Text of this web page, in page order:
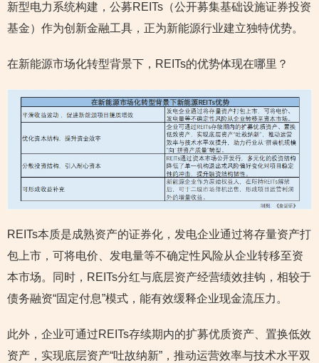
新型电力系统构建，公募REITs（公开募集基础设施证券投资
基金）作为创新金融工具，正为新能源行业建立独特优势。
在新能源市场化转型背景下，REITs的优势体现在哪里？
REITs本质是成熟资产的证券化，发电企业通过将存量资产打
包上市，可将电价、发电量等不确定性风险从企业转移至资
本市场。同时，REITs分红与底层资产经营绩效挂钩，相较于
债务融资“固定付息”模式，能有效缓释企业现金流压力。
此外，企业可通过REITs存续期内的扩募优质资产、置换低效
资产，实现底层资产“吐故纳新”，推动运营效率与技术水平双